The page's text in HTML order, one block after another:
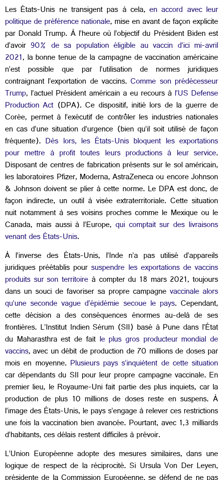
Les États-Unis ne transigent pas à cela,en accord avec leur
politique de préférence nationale, mise en avant de façon explicite
par Donald Trump. À l’heure où l’objectif du Président Biden est
d’avoir 90% de sa population éligible au vaccin d’ici mi-avril
2021, la bonne tenue de la campagne de vaccination américaine
n’est possible que par l’utilisation de normes juridiques
contraignant l’exportation de vaccins. Comme son prédécesseur
Trump, l’actuel Président américain a eu recours à l’US Defense
Production Act (DPA). Ce dispositif, initié lors de la guerre de
Corée, permet à l’exécutif de contrôler les industries nationales
en cas d’une situation d’urgence (bien qu’il soit utilisé de façon
fréquente). Dès lors, les États-Unis bloquent les exportations
pour mettre à profit toutes leurs productions à leur service.
Disposant de centres de fabrication présents sur le sol américain,
les laboratoires Pfizer, Moderna, AstraZeneca ou encore Johnson
& Johnson doivent se plier à cette norme. Le DPA est donc, de
façon indirecte, un outil à visée extraterritoriale. Cette situation
nuit notamment à ses voisins proches comme le Mexique ou le
Canada, mais aussi à l’Europe, qui comptait sur des livraisons
venant des États-Unis.
À l’inverse des États-Unis, l’Inde n’a pas utilisé d’appareils
juridiques préétablis pour suspendre les exportations de vaccins
produits sur son territoire à compter du 18 mars 2021, toujours
dans un souci de favoriser sa propre campagne vaccinale alors
qu’une seconde vague d’épidémie secoue le pays. Cependant,
cette décision a des conséquences énormes au-delà de ses
frontières. L’Institut Indien Sérum (SII) basé à Pune dans l’État
du Maharasthra est de faitle plus gros producteur mondial de
vaccins, avec un débit de production de 70 millions de doses par
mois en moyenne.Plusieurs pays s’inquiètent de cette situation
car dépendants du SII pour leur propre campagne vaccinale. En
premier lieu, le Royaume-Uni fait partie des plus inquiets, car la
production de plus 10 millions de doses reste en suspens. À
l’image des États-Unis, le pays s’engage à relever ces restrictions
une fois la vaccination bien avancée. Pourtant, avec 1,3 milliards
d’habitants, ces délais restent difficiles à prévoir.
L’Union Européenne adopte des mesures similaires, dans une
logique de respect de la réciprocité. Si Ursula Von Der Leyen,